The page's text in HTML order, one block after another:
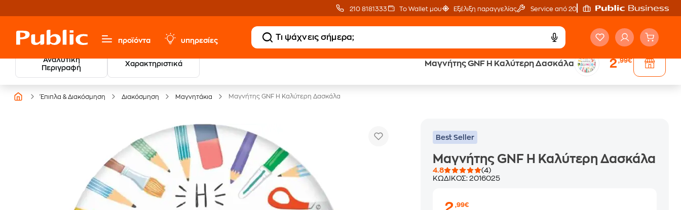
210 8181333 Το Wallet μου Εξέλιξη παραγγελίας Service από 20'
προϊόντα υπηρεσίες
Αναλυτική
Περιγραφή
Χαρακτηριστικά Μαγνήτης GNF Η Καλύτερη Δασκάλα 2,99€
Έπιπλα & Διακόσμηση Διακόσμηση Μαγνητάκια Μαγνήτης GNF Η Καλύτερη Δασκάλα
Best Seller
Μαγνήτης GNF Η Καλύτερη Δασκάλα
4.8
(4)
ΚΩΔΙΚΟΣ:2016025
,99€